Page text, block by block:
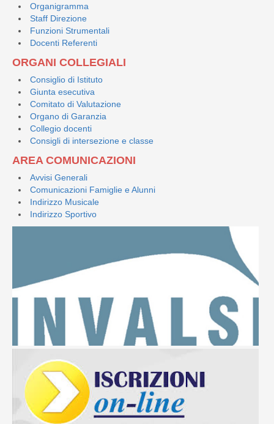
Organigramma
Staff Direzione
Funzioni Strumentali
Docenti Referenti
ORGANI COLLEGIALI
Consiglio di Istituto
Giunta esecutiva
Comitato di Valutazione
Organo di Garanzia
Collegio docenti
Consigli di intersezione e classe
AREA COMUNICAZIONI
Avvisi Generali
Comunicazioni Famiglie e Alunni
Indirizzo Musicale
Indirizzo Sportivo